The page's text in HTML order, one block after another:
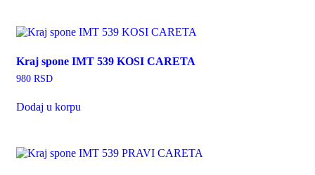
Kraj spone IMT 539 KOSI CARETA
980 RSD
Dodaj u korpu